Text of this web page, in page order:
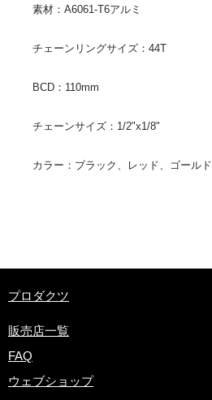
素材：A6061-T6アルミ
チェーンリングサイズ：​44T
BCD：110mm
チェーンサイズ：1/2"x1/8"
カラー：ブラック、レッド、ゴールド
​プロダクツ
販売店一覧
FAQ
ウェブショップ